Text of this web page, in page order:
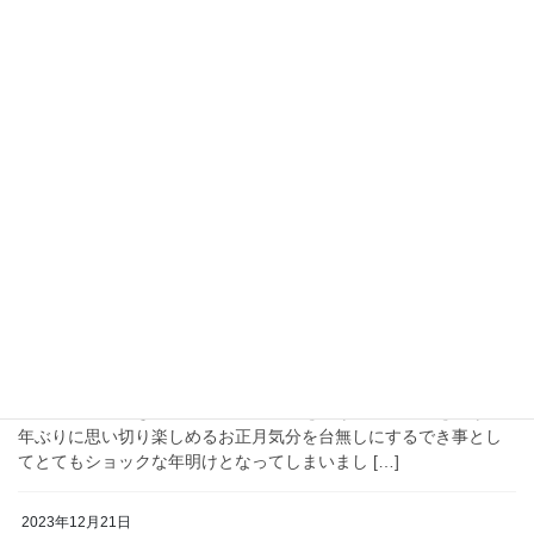
年ぶりに思い切り楽しめるお正月気分を台無しにするでき事とし
てとてもショックな年明けとなってしまいまし […]
2023年12月21日